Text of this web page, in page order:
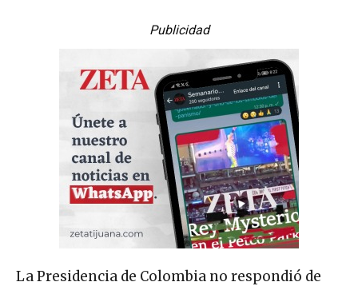
Publicidad
La Presidencia de Colombia no respondió de